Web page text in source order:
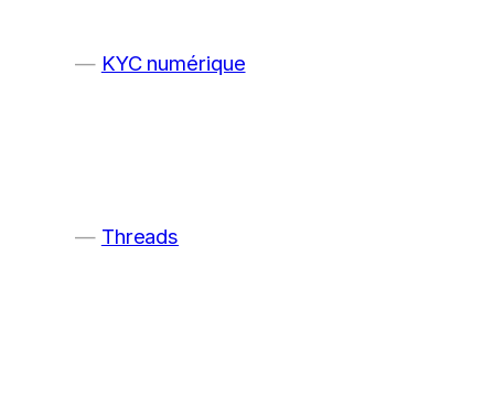
KYC numérique
Threads